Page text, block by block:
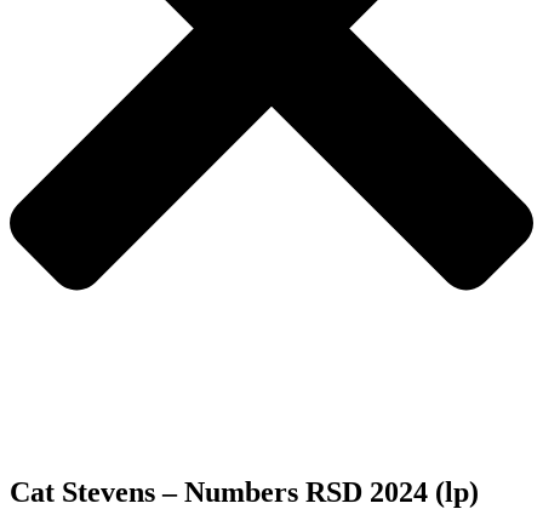
Cat Stevens – Numbers RSD 2024 (lp)